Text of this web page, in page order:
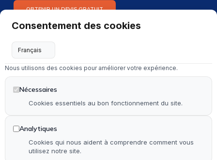
OBTENIR UN DEVIS GRATUIT
Services
Menuiserie intérieure & extérieure
Dépannage en serrurerie et vitrerie
Installation & rénovation de salle de bain
Installation & rénovation de cuisine
Pose de terrasse & contour de piscine en bois
Pose de parquet (stratifié, PVC et bois)
Consentement des cookies
Nous utilisons des cookies pour améliorer votre expérience.
Nécessaires
Cookies essentiels au bon fonctionnement du site.
Analytiques
Cookies qui nous aident à comprendre comment vous
utilisez notre site.